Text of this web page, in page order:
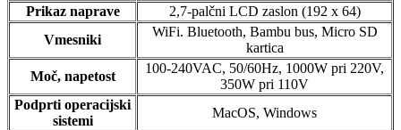
Prikaz naprave
2,7-palčni LCD zaslon (192 x 64)
Vmesniki
WiFi. Bluetooth, Bambu bus, Micro SD
kartica
Moč, napetost
100-240VAC, 50/60Hz, 1000W pri 220V,
350W pri 110V
Podprti operacijski
sistemi
MacOS, Windows